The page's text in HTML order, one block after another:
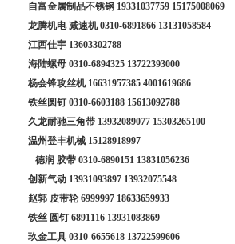
自富金属制品不锈钢 19331037759 15175008069
龙腾机电 减速机0310-6891866 13131058584
江西佳宇 13603302788
海陆螺母 0310-6894325 13722393000
杨会锋攻丝机 16631957385 4001619686
铁丝圆钉 0310-6603188 15613092788
久龙耐驰三角带 13932089077 15303265100
温州登丰机械 15128918997
德润 胶带 0310-6890151 13831056236
创新气动 13931093897 13932075548
赵郭 皮带轮6999997 18633659933
铁丝 圆钉 6891116 13931083869
玖金工具 0310-6655618 13722599606